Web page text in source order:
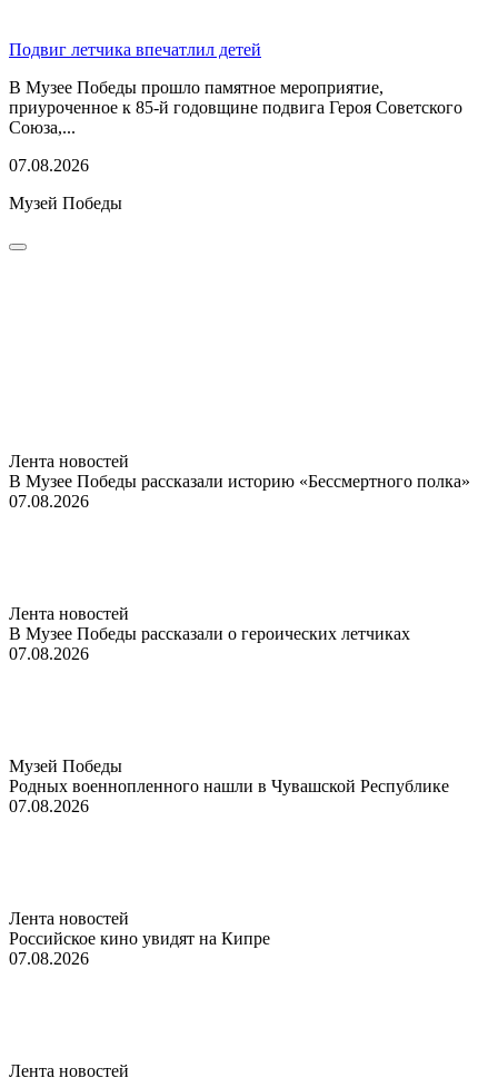
Подвиг летчика впечатлил детей
В Музее Победы прошло памятное мероприятие,
приуроченное к 85-й годовщине подвига Героя Советского
Союза,...
07.08.2026
Музей Победы
Лента новостей
В Музее Победы рассказали историю «Бессмертного полка»
07.08.2026
Лента новостей
В Музее Победы рассказали о героических летчиках
07.08.2026
Музей Победы
Родных военнопленного нашли в Чувашской Республике
07.08.2026
Лента новостей
Российское кино увидят на Кипре
07.08.2026
Лента новостей